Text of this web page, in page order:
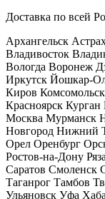
Доставка по всей
Архангельск
Владивосток
Вологда Воронеж
Иркутск Йошкар-
Киров
Красноярск
Москва Мурманск
Новгород Нижний
Орел Оренбург
Ростов-на-Дону
Саратов Смоленск
Таганрог Тамбов
Ульяновск Уфа